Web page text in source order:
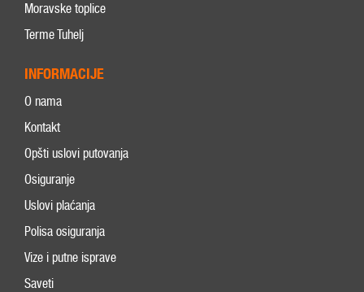
Moravske toplice
Terme Tuhelj
INFORMACIJE
O nama
Kontakt
Opšti uslovi putovanja
Osiguranje
Uslovi plaćanja
Polisa osiguranja
Vize i putne isprave
Saveti